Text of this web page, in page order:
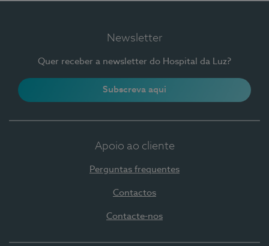
Newsletter
Quer receber a newsletter do Hospital da Luz?
Subscreva aqui
Apoio ao cliente
Perguntas frequentes
Contactos
Contacte-nos